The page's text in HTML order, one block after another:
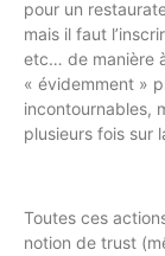
pour un
mais il faut
etc… de manière
« évidemment »
incontournables,
plusieurs fois sur
Toutes ces
notion de trust